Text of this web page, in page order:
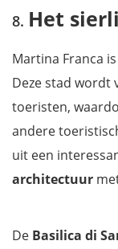
Het
Martina Franca
Deze stad wordt
toeristen,
andere
uit een
architectuur
De Basilica di